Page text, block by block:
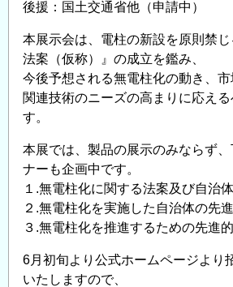
後援：国土交通省他（申請中）
本展示会は、電柱の新設を原則禁
法案（仮称）』の成立を鑑み、
今後予想される無電柱化の動き、市
関連技術のニーズの高まりに応える
す。
本展では、製品の展示のみならず、
ナーも企画中です。
１.無電柱化に関する法案及び自治
２.無電柱化を実施した自治体の先
３.無電柱化を推進するための先進
6月初旬より公式ホームページより
いたしますので、